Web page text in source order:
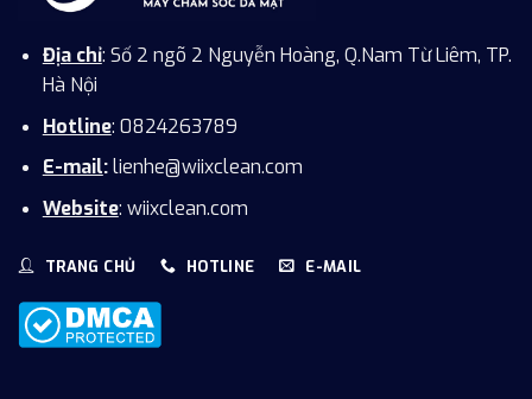
Địa chỉ: Số 2 ngõ 2 Nguyễn Hoàng, Q.Nam Từ Liêm, TP.
Hà Nội
Hotline: 0824263789
E-mail: lienhe@wiixclean.com
Website: wiixclean.com
TRANG CHỦ HOTLINE E-MAIL